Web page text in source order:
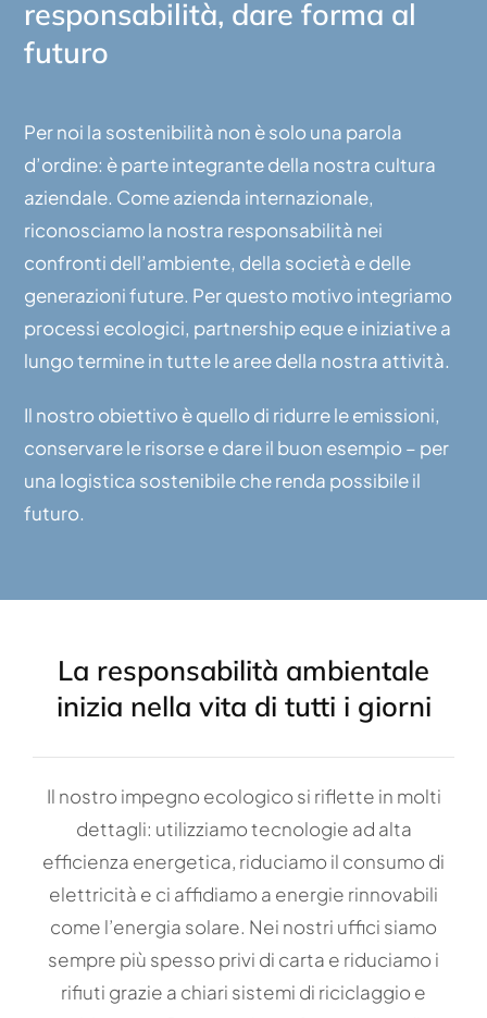
responsabilità, dare forma al
futuro
Per noi la sostenibilità non è solo una parola
d’ordine: è parte integrante della nostra cultura
aziendale. Come azienda internazionale,
riconosciamo la nostra responsabilità nei
confronti dell’ambiente, della società e delle
generazioni future. Per questo motivo integriamo
processi ecologici, partnership eque e iniziative a
lungo termine in tutte le aree della nostra attività.
Il nostro obiettivo è quello di ridurre le emissioni,
conservare le risorse e dare il buon esempio – per
una logistica sostenibile che renda possibile il
futuro.
La responsabilità ambientale
inizia nella vita di tutti i giorni
Il nostro impegno ecologico si riflette in molti
dettagli: utilizziamo tecnologie ad alta
efficienza energetica, riduciamo il consumo di
elettricità e ci affidiamo a energie rinnovabili
come l’energia solare. Nei nostri uffici siamo
sempre più spesso privi di carta e riduciamo i
rifiuti grazie a chiari sistemi di riciclaggio e